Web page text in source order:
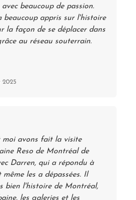
beaucoup de passion.
beaucoup appris sur l'histoire
la façon de se déplacer dans
au réseau souterrain.
2025
avons fait la visite
Reso de Montréal de
Darren, qui a répondu à
les a dépassées. Il
bien l'histoire de Montréal,
les galeries et les